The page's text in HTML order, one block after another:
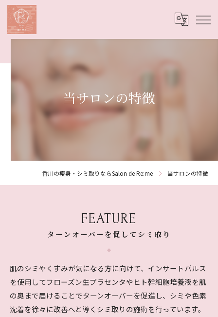
当サロンの特徴
香川の痩身・シミ取りならSalon de Re:me 当サロンの特徴
ターンオーバーを促してシミ取り
FEATURE
肌のシミやくすみが気になる方に向けて、インサートパルス
を使用してフローズン生プラセンタやヒト幹細胞培養液を肌
の奥まで届けることでターンオーバーを促進し、シミや色素
沈着を徐々に改善へと導くシミ取りの施術を行っています。